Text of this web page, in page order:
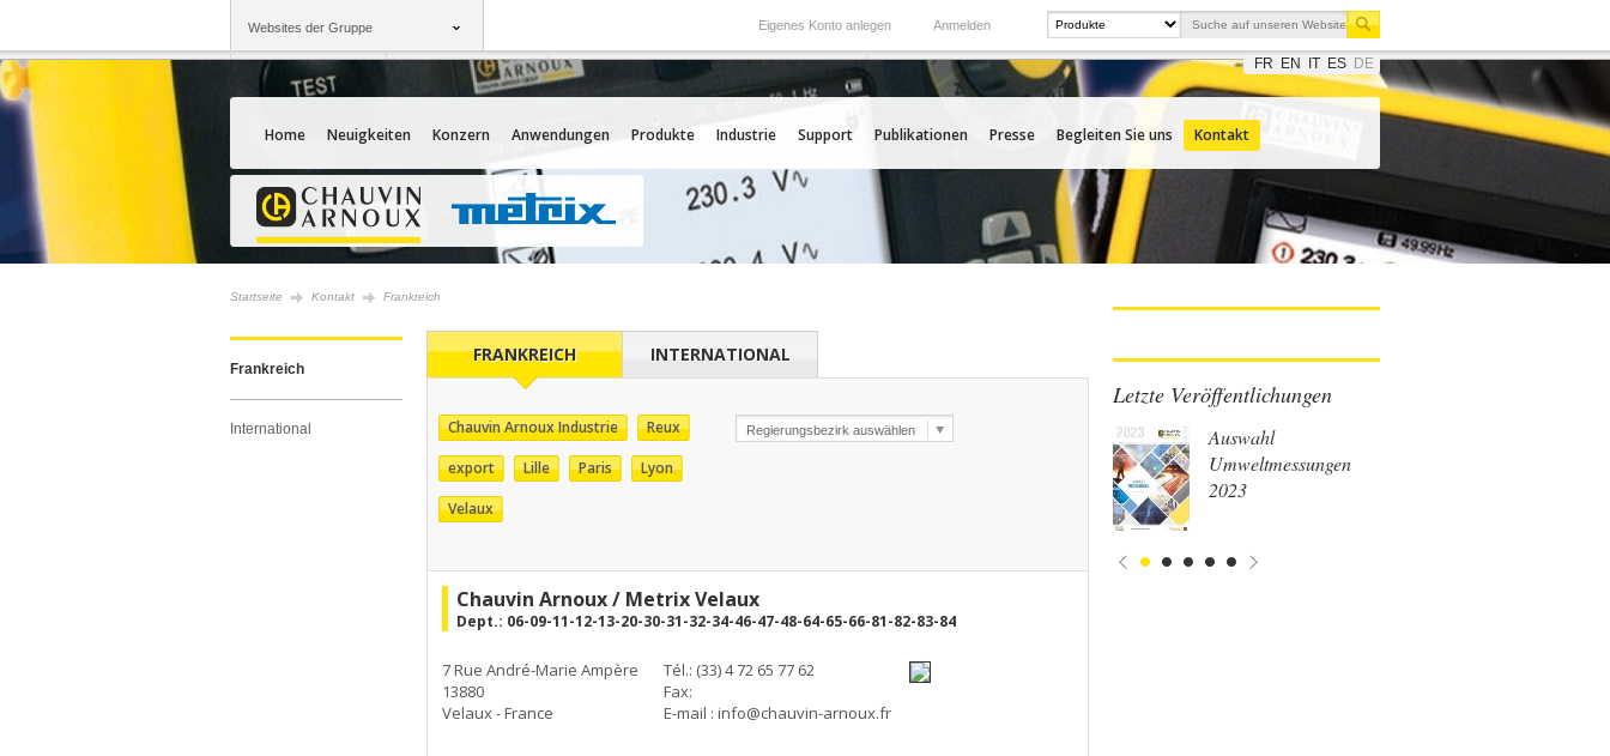
Websites der Gruppe Anmelden
Eigenes Konto anlegen
Gruppe
Chauvin Arnoux
Unternehmen
Angebote für Sie
International
Unsere Auslands-Tochtergesellschaften
FR EN IT ES DE
Home Neuigkeiten Konzern Anwendungen Produkte Industrie Support Publikationen Presse Begleiten Sie uns Kontakt
Startseite Kontakt Frankreich
Frankreich
International
FRANKREICH INTERNATIONAL
Chauvin Arnoux Industrie
Reux
export
Lille Paris
Lyon
Velaux
Chauvin Arnoux / Metrix Velaux
Dept.: 06-09-11-12-13-20-30-31-32-34-46-47-48-64-65-66-81-82-83-84
7 Rue André-Marie Ampère
13880
Velaux - France
Tél.: (33) 4 72 65 77 62
Fax:
E-mail : info@chauvin-arnoux.fr
Letzte Veröffentlichungen
Auswahl
Umweltmessungen
2023